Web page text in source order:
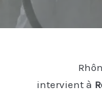
intervient à